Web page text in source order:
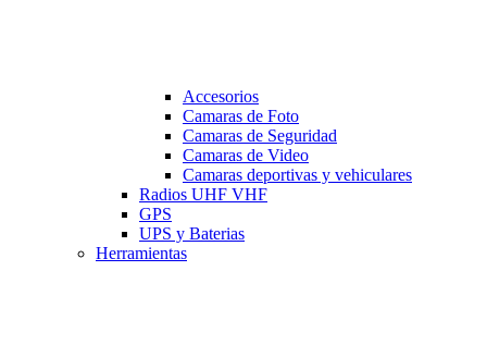
Accesorios
Camaras de Foto
Camaras de Seguridad
Camaras de Video
Camaras deportivas y vehiculares
Radios UHF VHF
GPS
UPS y Baterias
Herramientas